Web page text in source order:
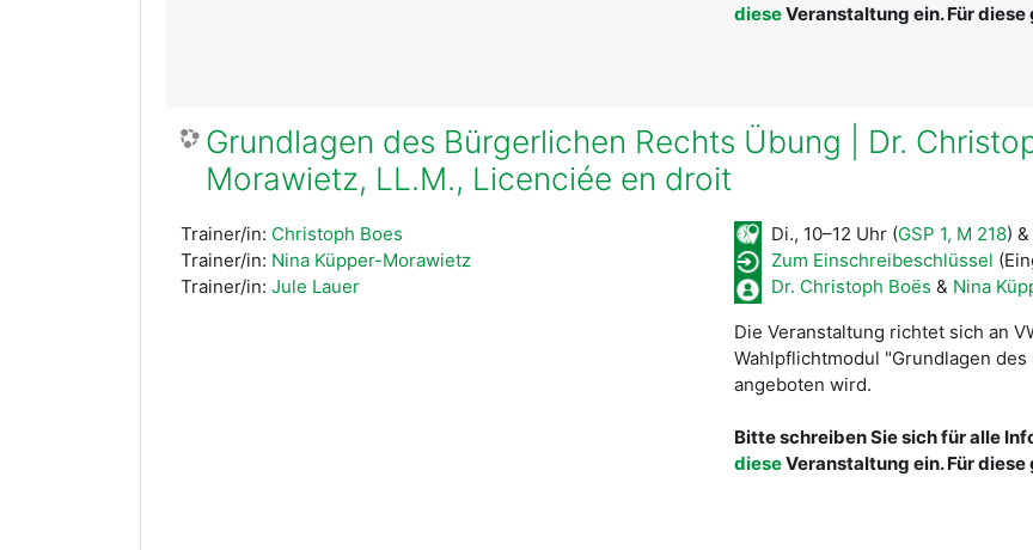
dieseVeranstaltung ein. Für
Grundlagen des Bürgerlichen Rechts Übung | Dr.
Morawietz, LL.M., Licenciée en droit
Di., 10–12 Uhr (GSP 1, M 218)
Zum Einschreibeschlüssel
Dr. Christoph Boës & Nina
Die Veranstaltung richtet sich an
Wahlpflichtmodul "Grundlagen
angeboten wird.
Bitte schreiben Sie sich für alle
dieseVeranstaltung ein. Für
Trainer/in: Christoph Boes
Trainer/in: Nina Küpper-Morawietz
Trainer/in: Jule Lauer